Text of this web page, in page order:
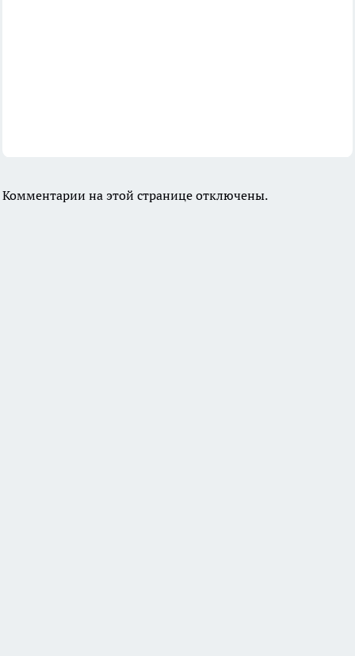
Комментарии на этой странице отключены.